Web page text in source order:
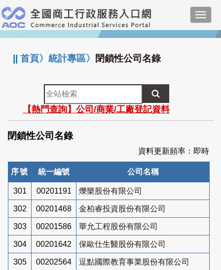
跳
到
主
要
:::
||首頁〉統計專區〉 閉鎖性公司名錄
全
站
檢
索
【熱門查詢】公司/商業/工廠登記資料
閉鎖性公司名錄
資料更新頻率：即時
序號 統一編號 公司名稱
301 00201191 爍樂股份有限公司
302 00201468 金柏睿投資股份有限公司
303 00201586 華允工程股份有限公司
304 00201642 保歐仕生醫股份有限公司
305 00202564 逗點國際教育事業股份有限公司